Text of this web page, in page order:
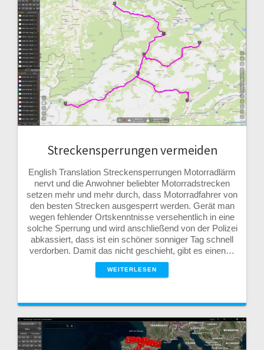
Streckensperrungen vermeiden
English Translation Streckensperrungen Motorradlärm
nervt und die Anwohner beliebter Motorradstrecken
setzen mehr und mehr durch, dass Motorradfahrer von
den besten Strecken ausgesperrt werden. Gerät man
wegen fehlender Ortskenntnisse versehentlich in eine
solche Sperrung und wird anschließend von der Polizei
abkassiert, dass ist ein schöner sonniger Tag schnell
verdorben. Damit das nicht geschieht, gibt es einen…
WEITERLESEN